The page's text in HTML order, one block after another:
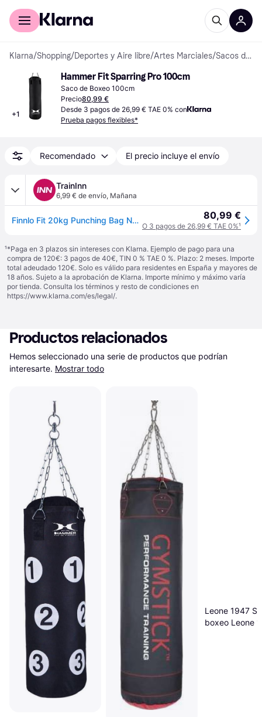
Comprar con Klarna
Klarna/Shopping/Deportes y Aire libre/Artes Marciales/ Sacos de Boxeo
+1
Hammer Fit Sparring Pro 100cm
Saco de Boxeo 100cm
Precio80,99 €
Desde 3 pagos de 26,99 € TAE 0% con
Prueba pagos flexibles*
Recomendado El precio incluye el envío
TrainInn
6,99 € de envío, Mañana
Finnlo Fit 20kg Punching Bag Negro 100 x 30 cm 80,99 €
O 3 pagos de 26,99 € TAE 0%¹
¹*Paga en 3 plazos sin intereses con Klarna. Ejemplo de pago para una
compra de 120€: 3 pagos de 40€, TIN 0 % TAE 0 %. Plazo: 2 meses. Importe
total adeudado 120€. Solo es válido para residentes en España y mayores de
18 años. Sujeto a la aprobación de Klarna. Importe mínimo y máximo varía
por tienda. Consulta los términos y resto de condiciones en
https://www.klarna.com/es/legal/.
Productos relacionados
Hemos seleccionado una serie de productos que podrían
interesarte. Mostrar todo
Leone 1947
boxeo Leone